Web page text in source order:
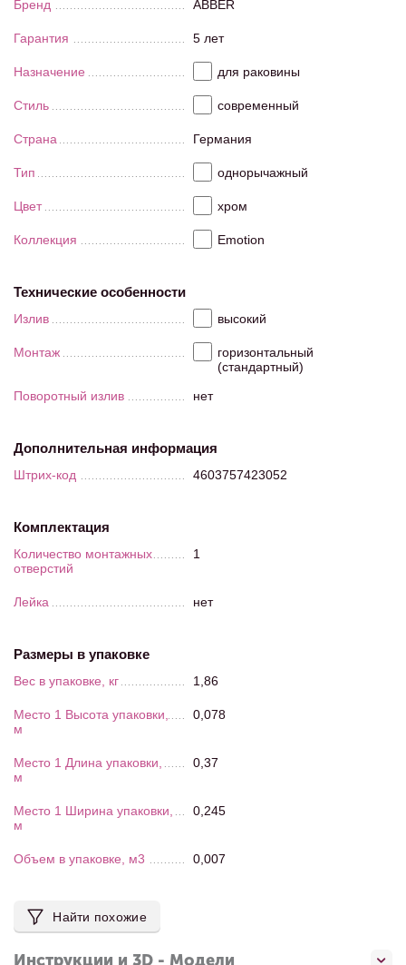
Бренд ABBER
Гарантия 5 лет
Назначение для раковины
Стиль современный
Страна Германия
Тип однорычажный
Цвет хром
Коллекция Emotion
Технические особенности
Излив высокий
Монтаж
горизонтальный
(стандартный)
Поворотный излив
нет
Дополнительная информация
Штрих-код 4603757423052
Комплектация
Количество монтажных
отверстий
1
Лейка нет
Размеры в упаковке
Вес в упаковке, кг 1,86
Место 1 Высота упаковки,
м
0,078
Место 1 Длина упаковки,
м
0,37
Место 1 Ширина упаковки,
м
0,245
Объем в упаковке, м3 0,007
Найти похожие
Инструкции и 3D - Модели